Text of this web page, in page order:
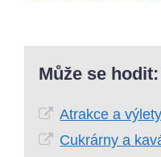
Může se hodit:
Atrakce a
Cukrárny a